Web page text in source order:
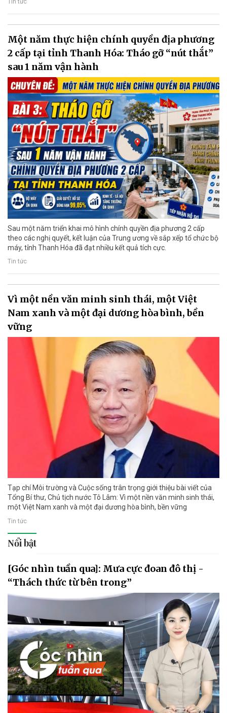
Tin tức
Một năm thực hiện chính quyền địa phương
2 cấp tại tỉnh Thanh Hóa: Tháo gỡ “nút thắt”
sau 1 năm vận hành
Sau một năm triển khai mô hình chính quyền địa phương 2 cấp
theo các nghị quyết, kết luận của Trung ương về sắp xếp tổ chức bộ
máy, tỉnh Thanh Hóa đã đạt nhiều kết quả tích cực.
Tin tức
Vì một nền văn minh sinh thái, một Việt
Nam xanh và một đại dương hòa bình, bền
vững
Tạp chí Môi trường và Cuộc sống trân trọng giới thiệu bài viết của
Tổng Bí thư, Chủ tịch nước Tô Lâm: Vì một nền văn minh sinh thái,
một Việt Nam xanh và một đại dương hòa bình, bền vững
Tin tức
Nổi bật
[Góc nhìn tuần qua]: Mưa cực đoan đô thị -
“Thách thức từ bên trong”